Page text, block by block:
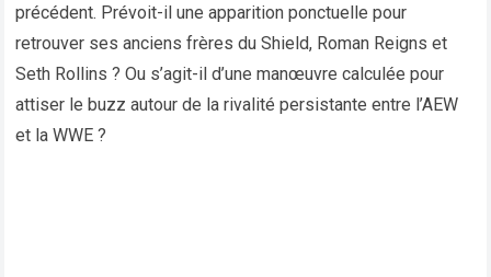
précédent. Prévoit-il une apparition ponctuelle pour
retrouver ses anciens frères du Shield, Roman Reigns et
Seth Rollins ? Ou s’agit-il d’une manœuvre calculée pour
attiser le buzz autour de la rivalité persistante entre l’AEW
et la WWE ?